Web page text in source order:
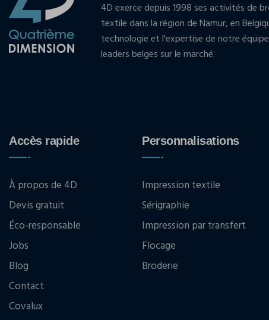
4D exerce depuis 1998 ses activités de
textile dans la région de Namur, en
technologie et l'expertise de notre
leaders belges sur le marché.
Accès rapide
À propos de 4D
Devis gratuit
Éco-responsable
Jobs
Blog
Contact
Covalux
Personnalisations
Impression textile
Sérigraphie
Impression par transfert
Flocage
Broderie